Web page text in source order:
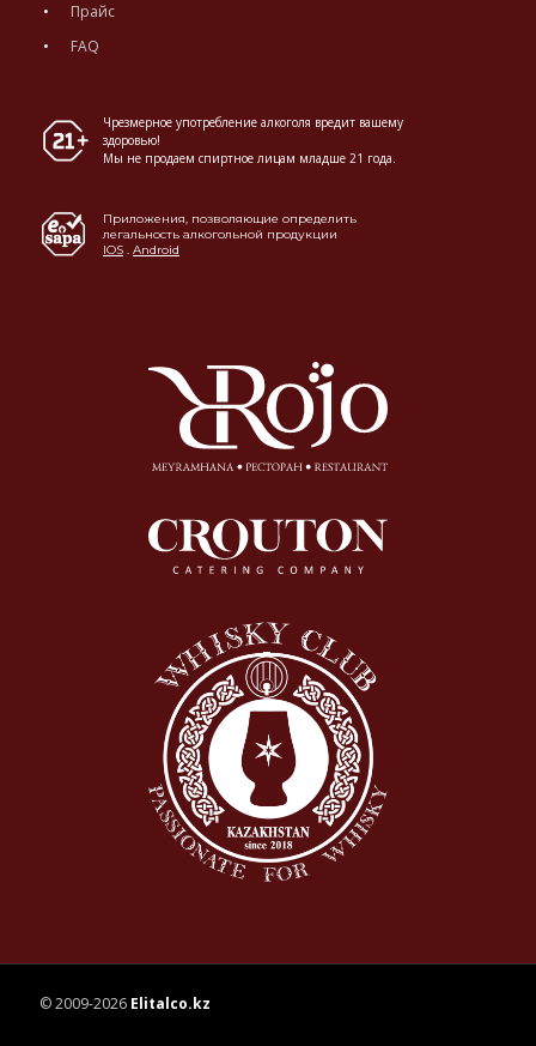
Прайс
FAQ
Чрезмерное употребление алкоголя вредит вашему
здоровью!
Мы не продаем спиртное лицам младше 21 года.
Приложения, позволяющие определить
легальность алкогольной продукции
IOS . Android
© 2009-2026 Elitalco.kz